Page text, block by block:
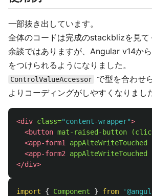
一部抜き出しています。
全体のコードは完成のstackblizを見て
余談ではありますが、Angular v14か
をつけられるようになりました。
ControlValueAccessor
で型を合わせ
よりコーディングがしやすくなりまし
<div class="content-wrapper">
<button mat-raised-button
<app-form1
appAlteWriteTouched
<app-form2
appAlteWriteTouched
</div>
import { Component } from '